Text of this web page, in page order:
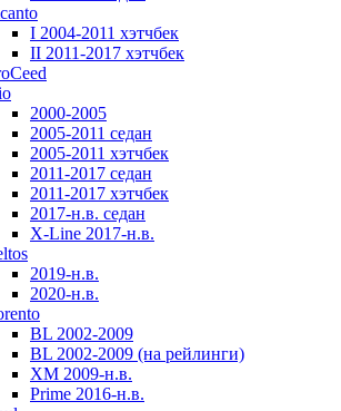
I 2004-2011 хэтчбек
II 2011-2017 хэтчбек
2000-2005
2005-2011 седан
2005-2011 хэтчбек
2011-2017 седан
2011-2017 хэтчбек
2017-н.в. седан
X-Line 2017-н.в.
2019-н.в.
2020-н.в.
BL 2002-2009
BL 2002-2009 (на рейлинги)
XM 2009-н.в.
Prime 2016-н.в.